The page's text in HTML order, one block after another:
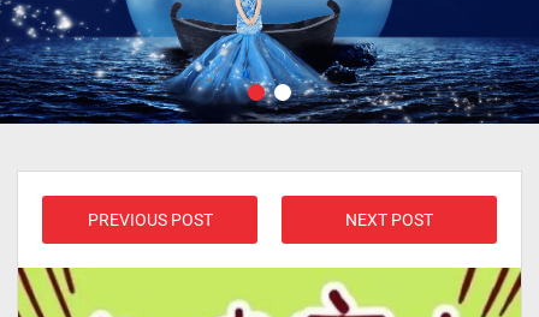
PREVIOUS POST NEXT POST